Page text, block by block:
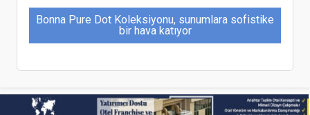
Bonna Pure Dot Koleksiyonu, sunumlara sofistike
bir hava katıyor